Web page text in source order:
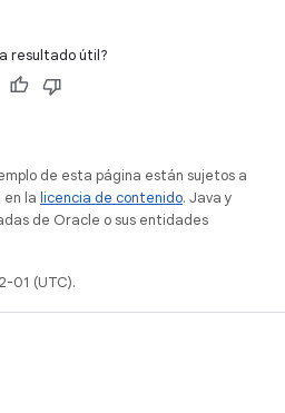
resultado útil?
de esta página están sujetos a
en la licencia de contenido. Java y
de Oracle o sus entidades
01 (UTC).